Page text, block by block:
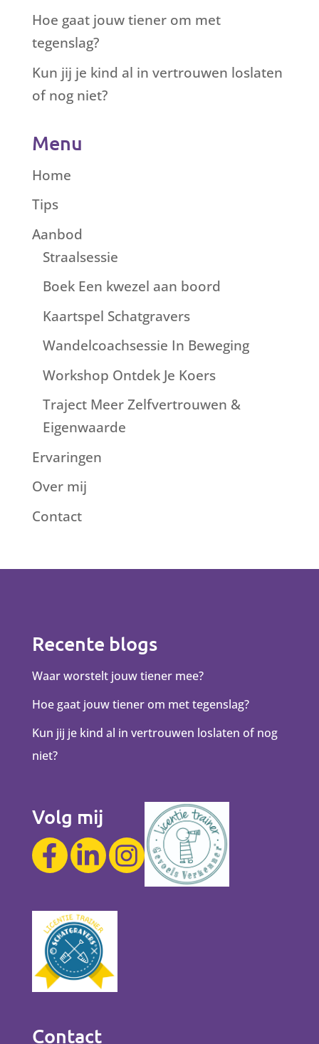
Hoe gaat jouw tiener om met
tegenslag?
Kun jij je kind al in vertrouwen loslaten
of nog niet?
Menu
Home
Tips
Aanbod
Straalsessie
Boek Een kwezel aan boord
Kaartspel Schatgravers
Wandelcoachsessie In Beweging
Workshop Ontdek Je Koers
Traject Meer Zelfvertrouwen &
Eigenwaarde
Ervaringen
Over mij
Contact
Recente blogs
Waar worstelt jouw tiener mee?
Hoe gaat jouw tiener om met tegenslag?
Kun jij je kind al in vertrouwen loslaten of nog
niet?
Volg mij
Contact